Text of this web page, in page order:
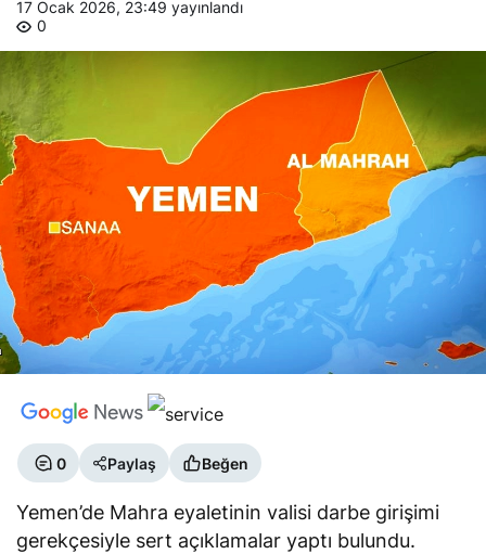
0
0 Paylaş Beğen
Yemen’de Mahra eyaletinin valisi darbe girişimi
gerekçesiyle sert açıklamalar yaptı bulundu.